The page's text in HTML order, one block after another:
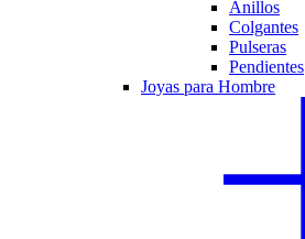
Anillos
Colgantes
Pulseras
Pendientes
Joyas para Hombre